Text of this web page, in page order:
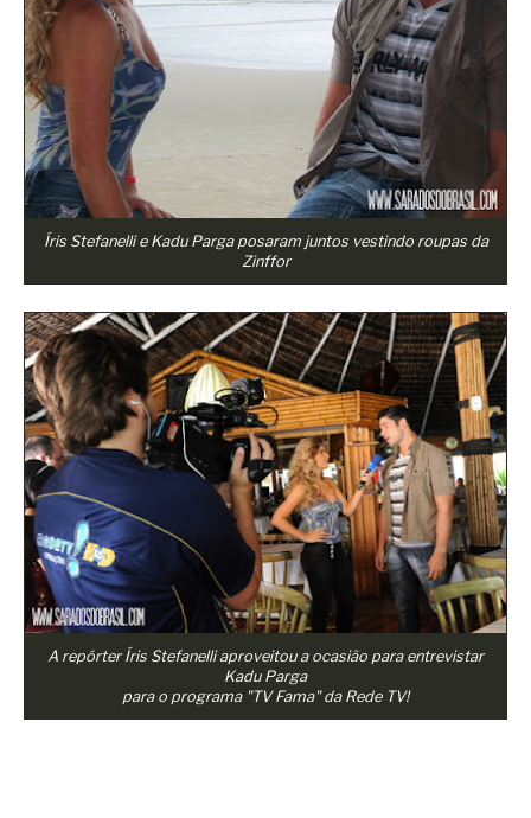
Íris Stefanelli e Kadu Parga posaram juntos vestindo roupas da
Zinffor
A repórter Íris Stefanelli aproveitou a ocasião para entrevistar
Kadu Parga
para o programa "TV Fama" da Rede TV!